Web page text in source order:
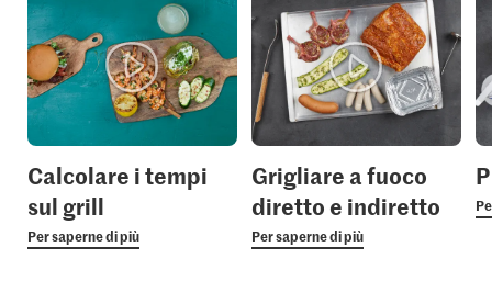
Calcolare i tempi
sul grill
Per saperne di più
Grigliare a fuoco
diretto e indiretto
Per saperne di più